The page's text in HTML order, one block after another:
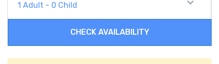
1 Adult - 0 Child
CHECK AVAILABILITY